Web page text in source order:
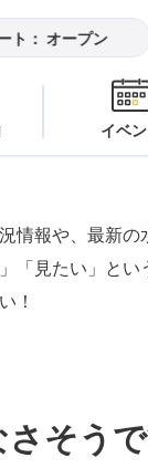
ープン 黄金
イベ
情報や、最新の
」「見たい」と
！
そう